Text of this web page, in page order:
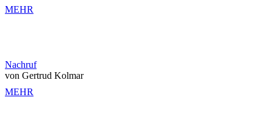
MEHR
Nachruf
von Gertrud Kolmar
MEHR